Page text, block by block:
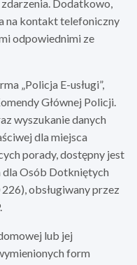
Dodatkowo,
na kontakt telefoniczny
odpowiednimi ze
„Policja E-usługi”,
Głównej Policji.
wyszukanie danych
dla miejsca
porady, dostępny jest
dla Osób Dotkniętych
obsługiwany przez
lub jej
form